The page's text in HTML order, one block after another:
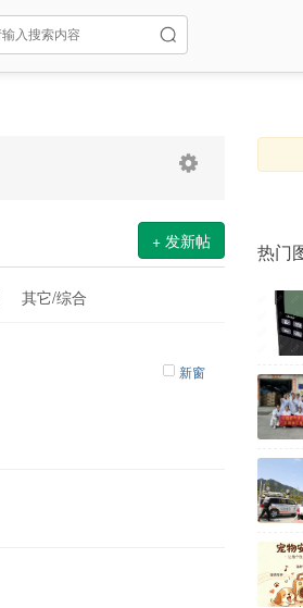
+ 发新帖
其它/综合
新窗
热门